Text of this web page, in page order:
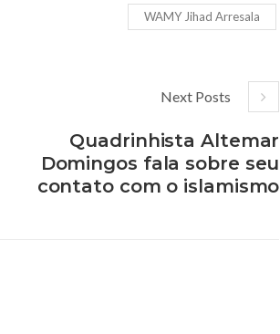
WAMY Jihad Arresala
Next Posts
Quadrinhista Altemar
Domingos fala sobre seu
contato com o islamismo